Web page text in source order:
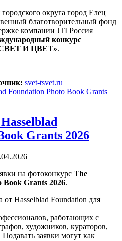
округа город Елец
благотворительный фонд
компании JTI Россия
конкурс
И ЦВЕТ».
svet-tsvet.ru
Grants 2026
на фотоконкурс The
Book Grants 2026.
от Hasselblad Foundation для
работающих с
художников, кураторов,
заявки могут как